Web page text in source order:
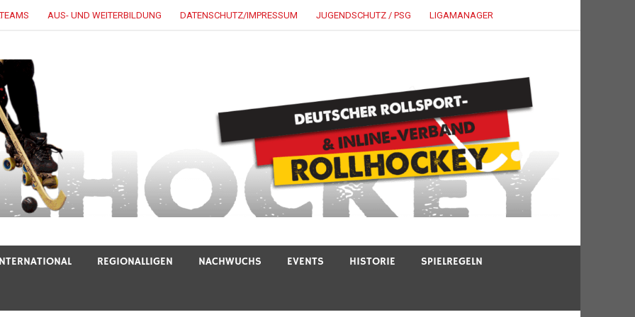
AUS- UND WEITERBILDUNG DATENSCHUTZ/IMPRESSUM JUGENDSCHUTZ / PSG LIGAMANAGER
REGIONALLIGEN NACHWUCHS EVENTS HISTORIE SPIELREGELN